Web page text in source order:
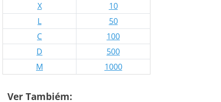
X
10
L
50
C
100
D
500
M
1000
Ver Tambiém: